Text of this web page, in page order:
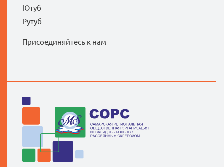
Ютуб
Рутуб
Присоединяйтесь к нам